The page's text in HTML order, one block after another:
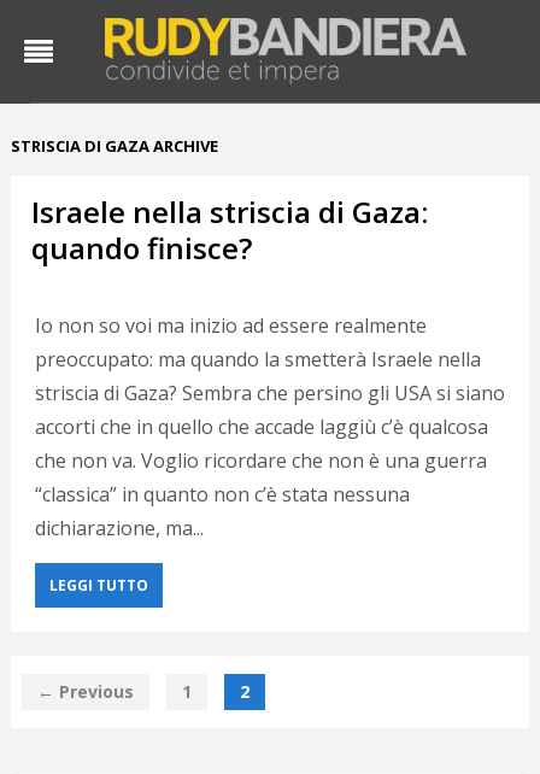
STRISCIA DI GAZA ARCHIVE
Israele nella striscia di Gaza:
quando finisce?
Io non so voi ma inizio ad essere realmente
preoccupato: ma quando la smetterà Israele nella
striscia di Gaza? Sembra che persino gli USA si siano
accorti che in quello che accade laggiù c’è qualcosa
che non va. Voglio ricordare che non è una guerra
“classica” in quanto non c’è stata nessuna
dichiarazione, ma...
LEGGI TUTTO
← Previous 1 2